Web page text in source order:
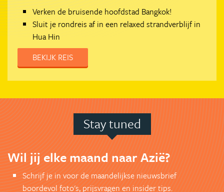
Verken de bruisende hoofdstad Bangkok!
Sluit je rondreis af in een relaxed strandverblijf in
Hua Hin
BEKIJK REIS
Stay tuned
Wil jij elke maand naar Azië?
Schrijf je in voor de maandelijkse nieuwsbrief
boordevol foto's, prijsvragen en insider tips.